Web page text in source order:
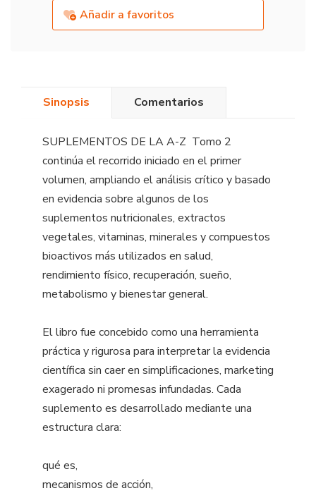
Añadir a favoritos
Sinopsis Comentarios
SUPLEMENTOS DE LA A-Z  Tomo 2
continúa el recorrido iniciado en el primer
volumen, ampliando el análisis crítico y basado
en evidencia sobre algunos de los
suplementos nutricionales, extractos
vegetales, vitaminas, minerales y compuestos
bioactivos más utilizados en salud,
rendimiento físico, recuperación, sueño,
metabolismo y bienestar general.
El libro fue concebido como una herramienta
práctica y rigurosa para interpretar la evidencia
científica sin caer en simplificaciones, marketing
exagerado ni promesas infundadas. Cada
suplemento es desarrollado mediante una
estructura clara:
qué es,
mecanismos de acción,